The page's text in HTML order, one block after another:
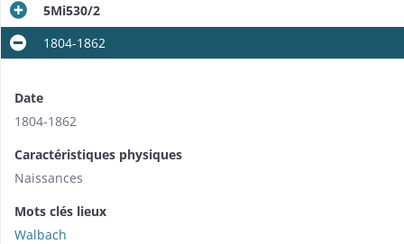
5Mi530/2
1804-1862
Date
1804-1862
Caractéristiques physiques
Naissances
Mots clés lieux
Walbach